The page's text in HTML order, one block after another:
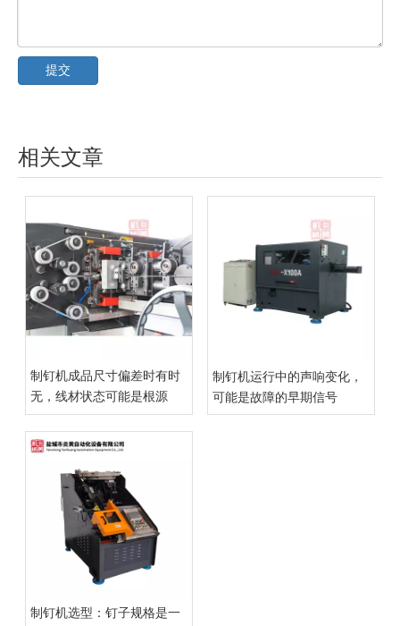
提交
相关文章
制钉机成品尺寸偏差时有时
无，线材状态可能是根源
制钉机运行中的声响变化，
可能是故障的早期信号
制钉机选型：钉子规格是一